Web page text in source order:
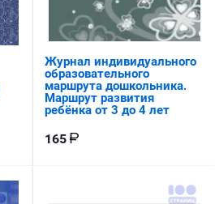
Журнал индивидуального
образовательного
маршрута дошкольника.
Маршрут развития
ребёнка от 3 до 4 лет
165